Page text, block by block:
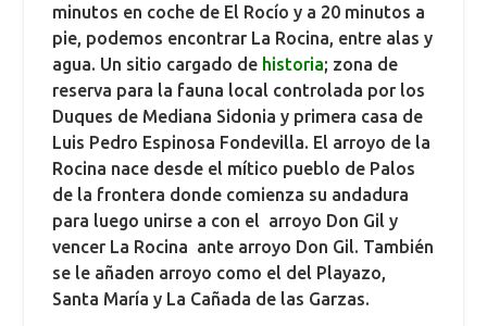
minutos en coche de El Rocío y a 20 minutos a
pie, podemos encontrar La Rocina, entre alas y
agua. Un sitio cargado de historia; zona de
reserva para la fauna local controlada por los
Duques de Mediana Sidonia y primera casa de
Luis Pedro Espinosa Fondevilla. El arroyo de la
Rocina nace desde el mítico pueblo de Palos
de la frontera donde comienza su andadura
para luego unirse a con el arroyo Don Gil y
vencer La Rocina ante arroyo Don Gil. También
se le añaden arroyo como el del Playazo,
Santa María y La Cañada de las Garzas.